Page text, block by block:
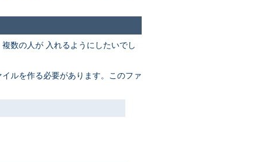
数の人が 入れるようにしたいでし
ルを作る必要があります。このファ